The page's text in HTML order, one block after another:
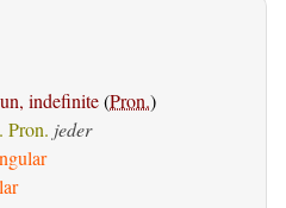
indefinite(Pron.)
Pron. jeder